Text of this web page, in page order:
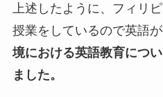
上述したように、フィリ
授業をしているので英語が
境における英語教育につ
ました。